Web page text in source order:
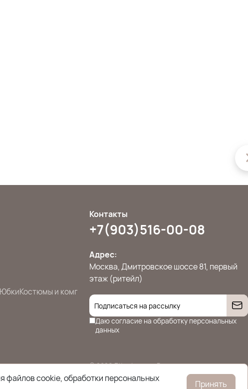
ЮбкиКостюмы и комплекты
Контакты
+7(903)516-00-08
Адрес:
Москва, Дмитровское шоссе 81, первый
этаж (ритейл)
Даю согласие на обработку персональных
данных
© 2026 Ettoplus.ru — Все права защищены.
Политика конфиденциальности
файлов cookie, обработки персональных
Принять